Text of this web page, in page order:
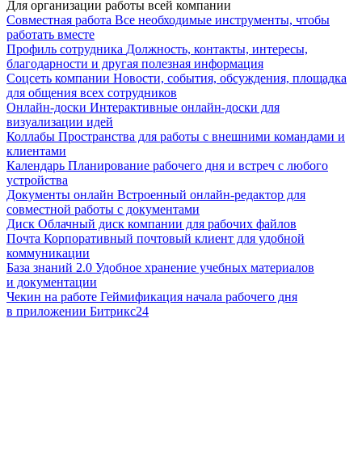
Для организации работы всей компании
Совместная работа Все необходимые инструменты, чтобы
работать вместе
Профиль сотрудника Должность, контакты, интересы,
благодарности и другая полезная информация
Соцсеть компании Новости, события, обсуждения, площадка
для общения всех сотрудников
Онлайн-доски Интерактивные онлайн-доски для
визуализации идей
Коллабы Пространства для работы с внешними командами и
клиентами
Календарь Планирование рабочего дня и встреч с любого
устройства
Документы онлайн Встроенный онлайн-редактор для
совместной работы с документами
Диск Облачный диск компании для рабочих файлов
Почта Корпоративный почтовый клиент для удобной
коммуникации
База знаний 2.0 Удобное хранение учебных материалов
и документации
Чекин на работе Геймификация начала рабочего дня
в приложении Битрикс24